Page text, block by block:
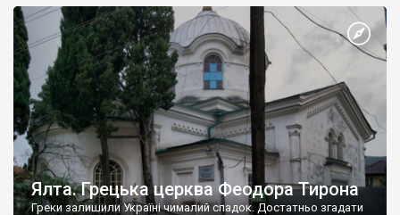
Ялта. Грецька церква Феодора Тирона
Греки залишили Україні чималий спадок. Достатньо згадати